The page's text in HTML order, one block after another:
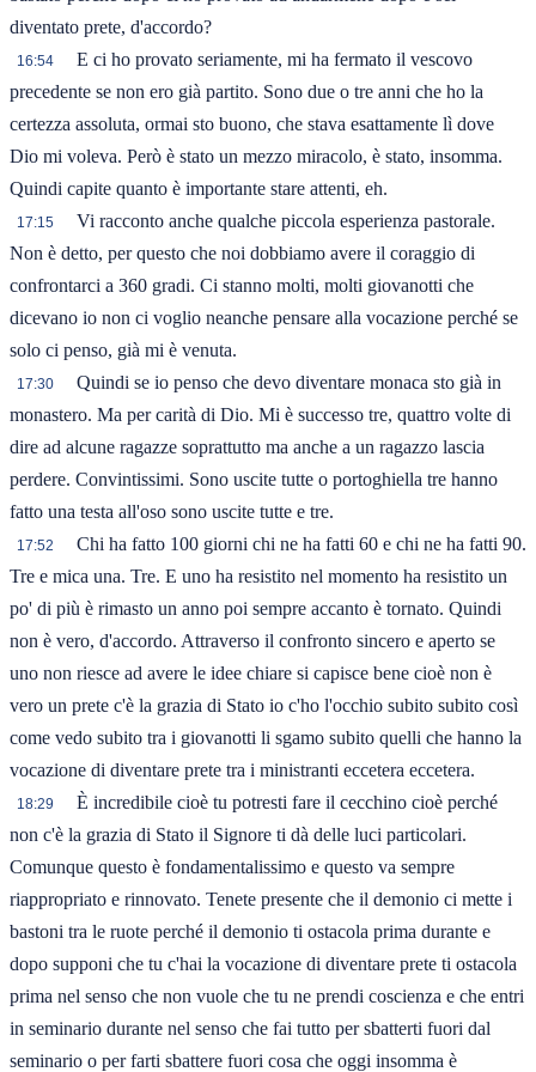
diventato prete, d'accordo?
16:54
E ci ho provato seriamente, mi ha fermato il vescovo
precedente se non ero già partito. Sono due o tre anni che ho la
certezza assoluta, ormai sto buono, che stava esattamente lì dove
Dio mi voleva. Però è stato un mezzo miracolo, è stato, insomma.
Quindi capite quanto è importante stare attenti, eh.
17:15
Vi racconto anche qualche piccola esperienza pastorale.
Non è detto, per questo che noi dobbiamo avere il coraggio di
confrontarci a 360 gradi. Ci stanno molti, molti giovanotti che
dicevano io non ci voglio neanche pensare alla vocazione perché se
solo ci penso, già mi è venuta.
17:30
Quindi se io penso che devo diventare monaca sto già in
monastero. Ma per carità di Dio. Mi è successo tre, quattro volte di
dire ad alcune ragazze soprattutto ma anche a un ragazzo lascia
perdere. Convintissimi. Sono uscite tutte o portoghiella tre hanno
fatto una testa all'oso sono uscite tutte e tre.
17:52
Chi ha fatto 100 giorni chi ne ha fatti 60 e chi ne ha fatti 90.
Tre e mica una. Tre. E uno ha resistito nel momento ha resistito un
po' di più è rimasto un anno poi sempre accanto è tornato. Quindi
non è vero, d'accordo. Attraverso il confronto sincero e aperto se
uno non riesce ad avere le idee chiare si capisce bene cioè non è
vero un prete c'è la grazia di Stato io c'ho l'occhio subito subito così
come vedo subito tra i giovanotti li sgamo subito quelli che hanno la
vocazione di diventare prete tra i ministranti eccetera eccetera.
18:29
È incredibile cioè tu potresti fare il cecchino cioè perché
non c'è la grazia di Stato il Signore ti dà delle luci particolari.
Comunque questo è fondamentalissimo e questo va sempre
riappropriato e rinnovato. Tenete presente che il demonio ci mette i
bastoni tra le ruote perché il demonio ti ostacola prima durante e
dopo supponi che tu c'hai la vocazione di diventare prete ti ostacola
prima nel senso che non vuole che tu ne prendi coscienza e che entri
in seminario durante nel senso che fai tutto per sbatterti fuori dal
seminario o per farti sbattere fuori cosa che oggi insomma è